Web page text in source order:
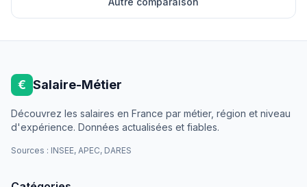
€ Salaire-Métier
Découvrez les salaires en France par métier, région et niveau
d'expérience. Données actualisées et fiables.
Sources : INSEE, APEC, DARES